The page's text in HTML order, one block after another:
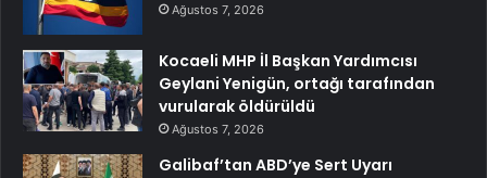
Ağustos 7, 2026
Kocaeli MHP İl Başkan Yardımcısı
Geylani Yenigün, ortağı tarafından
vurularak öldürüldü
Ağustos 7, 2026
Galibaf’tan ABD’ye Sert Uyarı